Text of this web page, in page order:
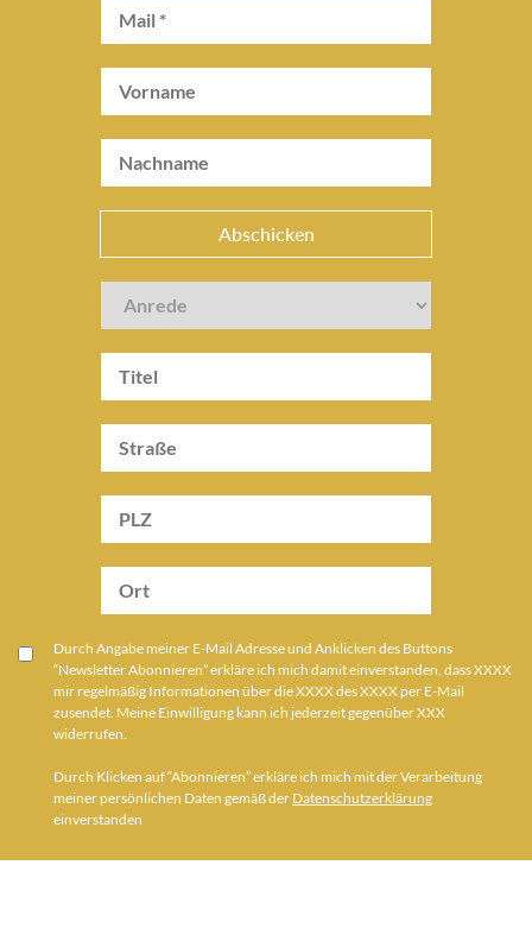
Durch Angabe meiner E-Mail Adresse und Anklicken des Buttons
“Newsletter Abonnieren” erkläre ich mich damit einverstanden, dass XXXX
mir regelmäßig Informationen über die XXXX des XXXX per E-Mail
zusendet. Meine Einwilligung kann ich jederzeit gegenüber XXX
widerrufen.
Durch Klicken auf “Abonnieren” erkläre ich mich mit der Verarbeitung
meiner persönlichen Daten gemäß der Datenschutzerklärung
einverstanden
Abschicken